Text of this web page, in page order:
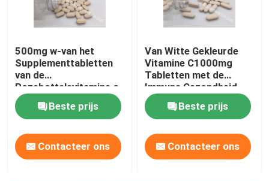
500mg w-van het
Supplementtabletten
van de
Rozebottelsvitamine c
Immune de
Gezondheids Anti-
oxyderende
Bescherming CTDA
Beste prijs
Contacteer ons
Van Witte Gekleurde
Vitamine C1000mg
Tabletten met de
Immune Gezondheid
CT1D van de
Rozebottels30mg
Tablet
Beste prijs
Contacteer ons